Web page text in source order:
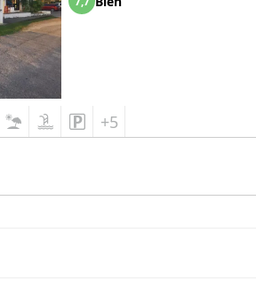
+5